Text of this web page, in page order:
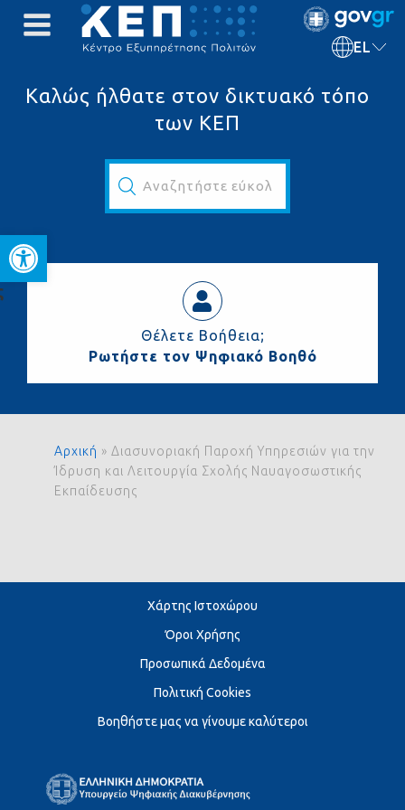
Ανοίξτε τη γραμμή
EL
Καλώς ήλθατε στον δικτυακό τόπο
των ΚΕΠ
Αναζητήστε εύκολα και γρήγορα...
Θέλετε Βοήθεια;
Ρωτήστε τον Ψηφιακό Βοηθό
Αρχική » Διασυνοριακή Παροχή Υπηρεσιών για την
Ίδρυση και Λειτουργία Σχολής Ναυαγοσωστικής
Εκπαίδευσης
Χάρτης Ιστοχώρου
Όροι Χρήσης
Προσωπικά Δεδομένα
Πολιτική Cookies
Βοηθήστε μας να γίνουμε καλύτεροι